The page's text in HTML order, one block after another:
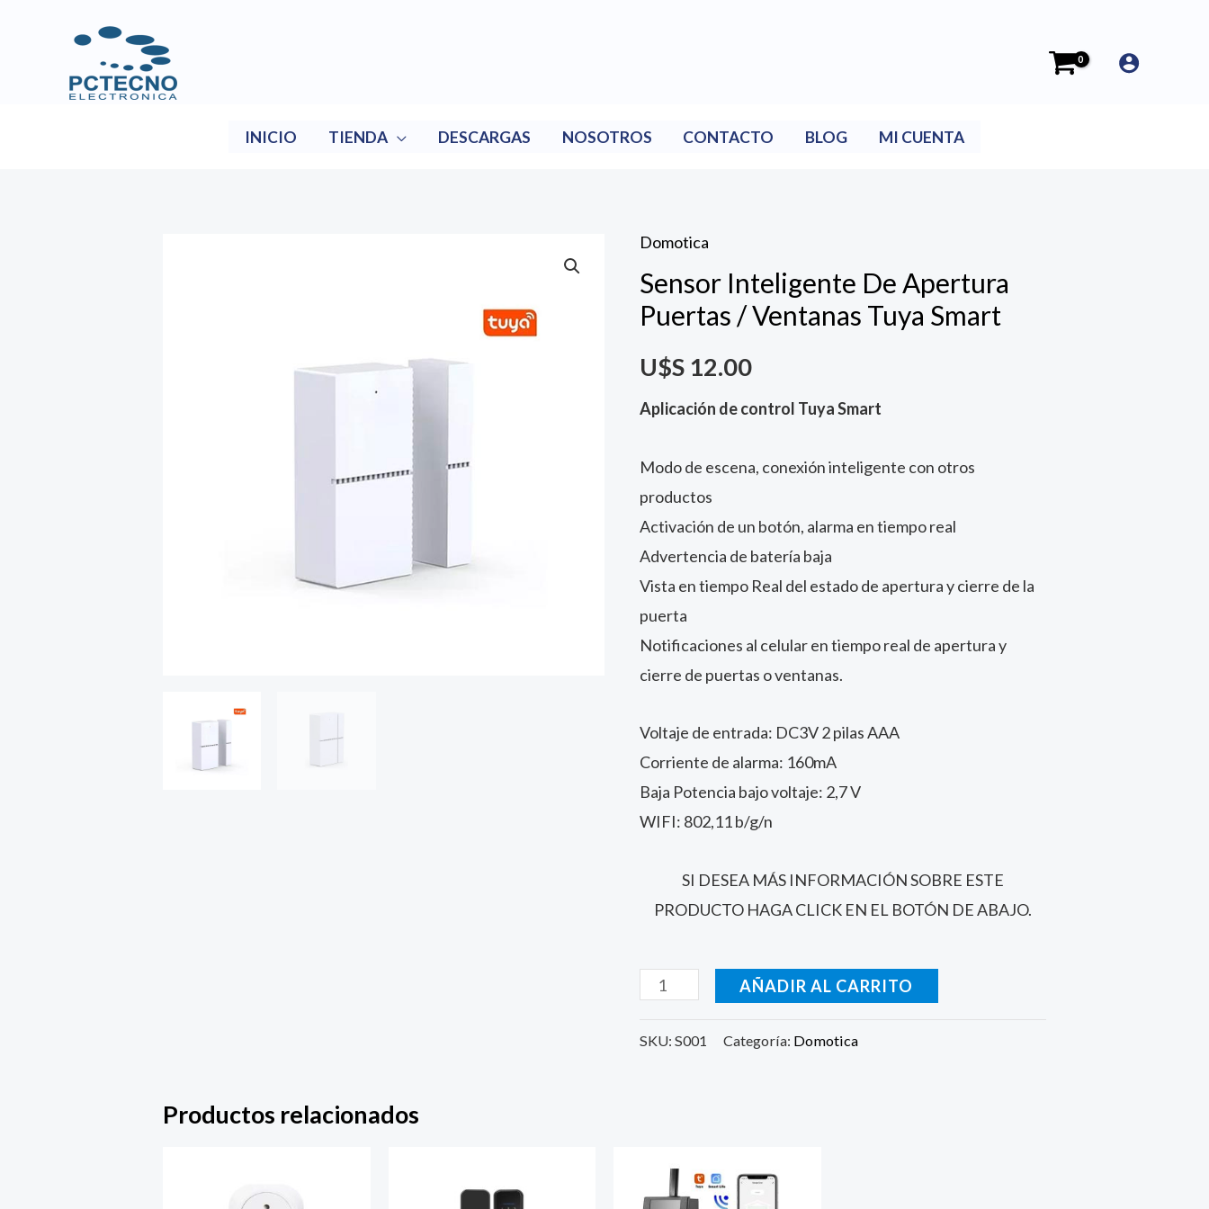
contenido
INICIO TIENDA DESCARGAS NOSOTROS CONTACTO BLOG MI CUENTA
Domotica
Sensor Inteligente De Apertura
Puertas / Ventanas Tuya Smart
U$S 12.00
Aplicación de control Tuya Smart
Modo de escena, conexión inteligente con otros
productos
Activación de un botón, alarma en tiempo real
Advertencia de batería baja
Vista en tiempo Real del estado de apertura y cierre de la
puerta
Notificaciones al celular en tiempo real de apertura y
cierre de puertas o ventanas.
Voltaje de entrada: DC3V 2 pilas AAA
Corriente de alarma: 160mA
Baja Potencia bajo voltaje: 2,7 V
WIFI: 802,11 b/g/n
SI DESEA MÁS INFORMACIÓN SOBRE ESTE
PRODUCTO HAGA CLICK EN EL BOTÓN DE ABAJO.
Sensor
Inteligente
De
Puertas
AÑADIR AL CARRITO
SKU:S001 Categoría: Domotica
Productos relacionados